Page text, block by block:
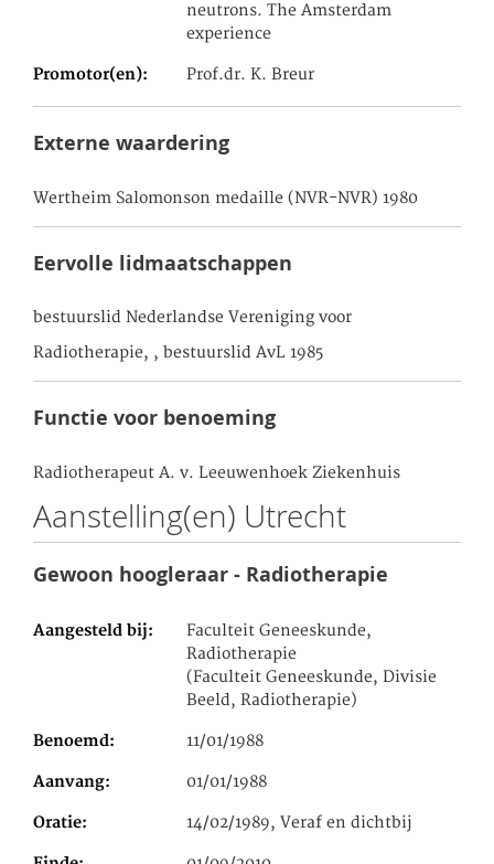
neutrons. The Amsterdam
experience
Promotor(en) Prof.dr. K. Breur
Externe waardering
Wertheim Salomonson medaille (NVR-NVR) 1980
Eervolle lidmaatschappen
bestuurslid Nederlandse Vereniging voor
Radiotherapie, , bestuurslid AvL 1985
Functie voor benoeming
Radiotherapeut A. v. Leeuwenhoek Ziekenhuis
Aanstelling(en) Utrecht
Gewoon hoogleraar - Radiotherapie
Aangesteld bij
Faculteit Geneeskunde,
Radiotherapie
(Faculteit Geneeskunde, Divisie
Beeld, Radiotherapie)
Benoemd 11/01/1988
Aanvang 01/01/1988
Oratie 14/02/1989, Veraf en dichtbij